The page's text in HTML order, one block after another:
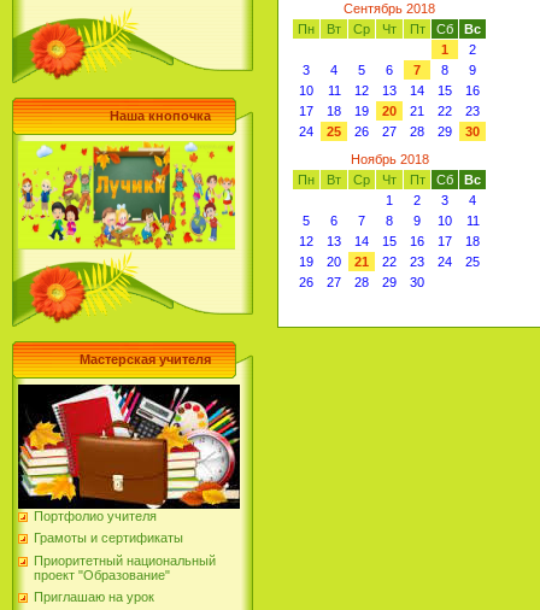
Наша кнопочка
Мастерская учителя
Портфолио учителя
Грамоты и сертификаты
Приоритетный национальный
проект "Образование"
Приглашаю на урок
Сентябрь 2018
Пн
Вт Ср Чт Пт Сб
Вс
1
2
3
4 5 6 7 8
9
10
11 12 13 14 15
16
17
18 19 20 21 22
23
24
25 26 27 28 29
30
Ноябрь 2018
Пн
Вт Ср Чт Пт Сб
Вс
1
2 3
4
5
6 7 8 9 10
11
12
13 14 15 16 17
18
19
20 21 22 23 24
25
26
27 28 29 30